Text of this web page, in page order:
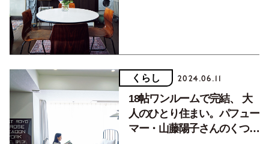
くらし 2024.06.11
18帖ワンルームで完結、 大
人のひとり住まい。パフュー
マー・山藤陽子さんのくつろ